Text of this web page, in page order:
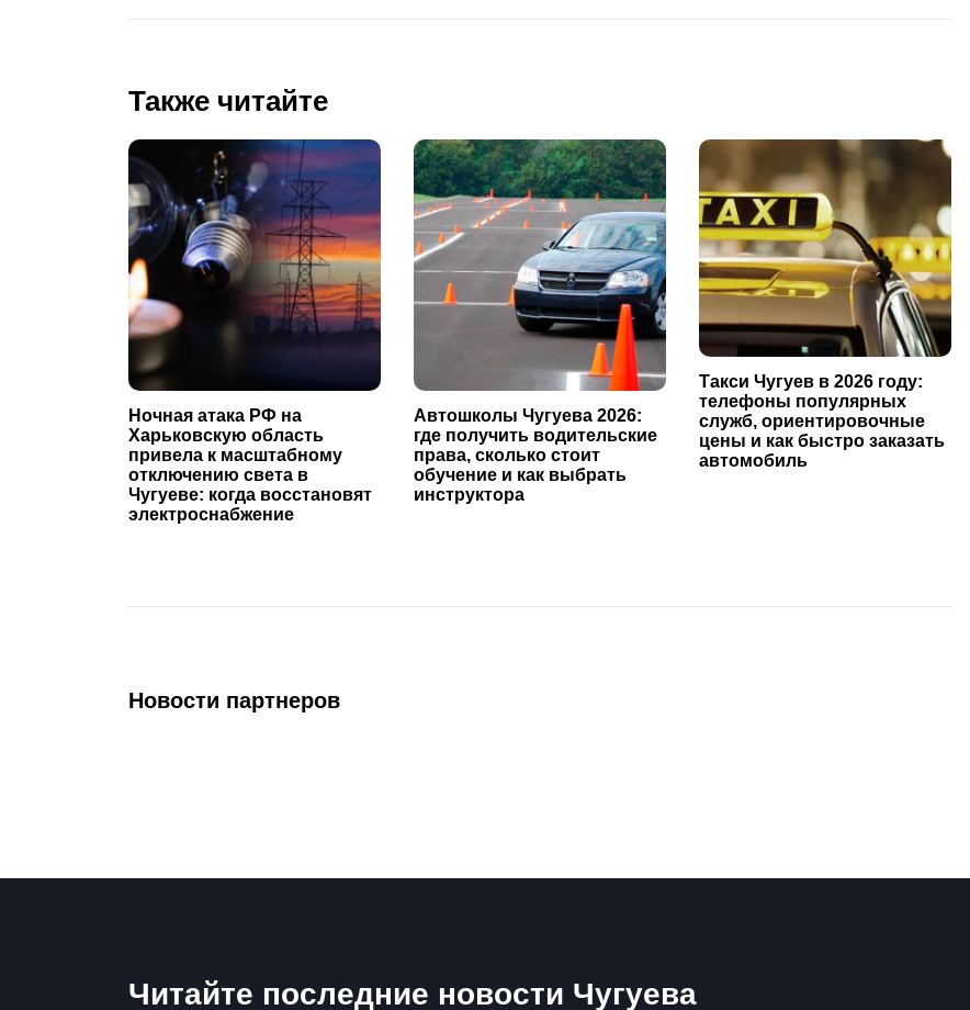
Также читайте
Ночная атака РФ на
Харьковскую область
привела к масштабному
отключению света в
Чугуеве: когда восстановят
электроснабжение
Автошколы Чугуева 2026:
где получить водительские
права, сколько стоит
обучение и как выбрать
инструктора
Такси Чугуев в 2026 году:
телефоны популярных
служб, ориентировочные
цены и как быстро заказать
автомобиль
Новости партнеров
Читайте последние новости Чугуева